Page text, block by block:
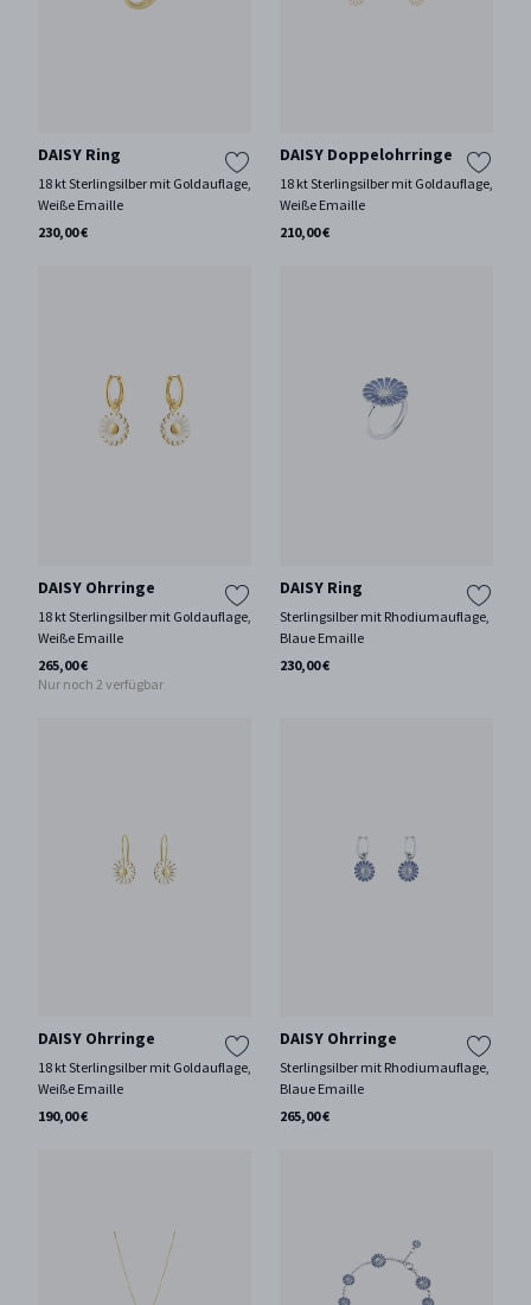
DAISY Ring
18 kt Sterlingsilber mit Goldauflage,
Weiße Emaille
230,00 €
DAISY Doppelohrringe
18 kt Sterlingsilber mit Goldauflage,
Weiße Emaille
210,00 €
DAISY Ohrringe
18 kt Sterlingsilber mit Goldauflage,
Weiße Emaille
265,00 €
Nur noch 2 verfügbar
DAISY Ring
Sterlingsilber mit Rhodiumauflage,
Blaue Emaille
230,00 €
DAISY Ohrringe
18 kt Sterlingsilber mit Goldauflage,
Weiße Emaille
190,00 €
DAISY Ohrringe
Sterlingsilber mit Rhodiumauflage,
Blaue Emaille
265,00 €